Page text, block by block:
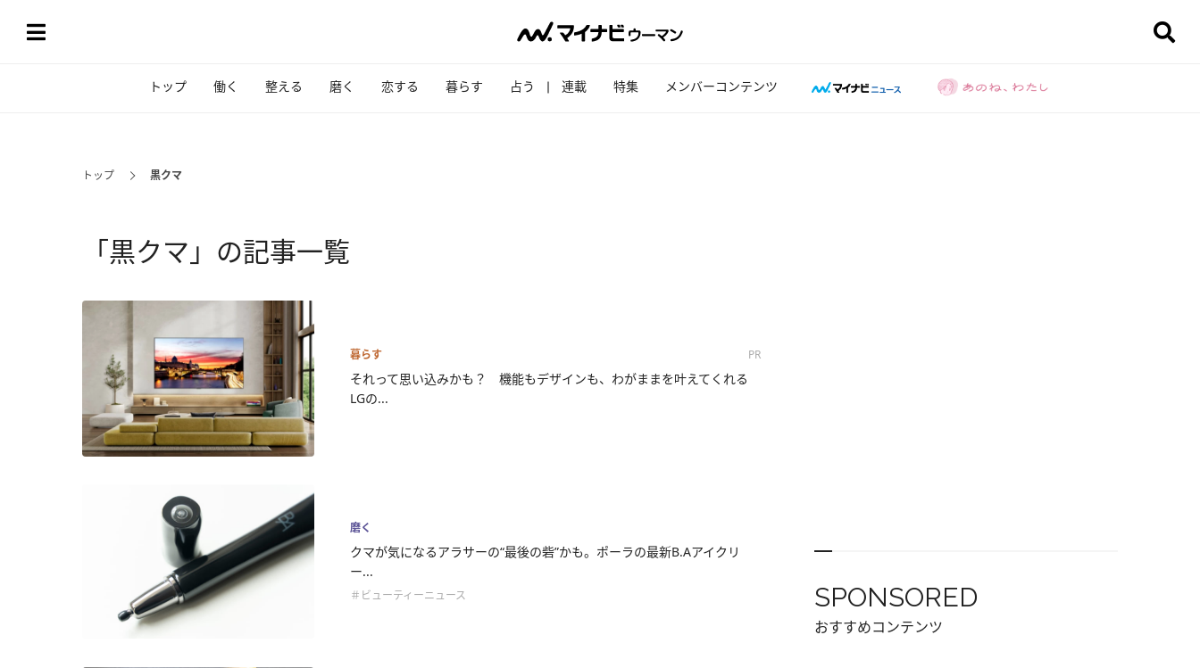
トップ 働く 整える 磨く 恋する 暮らす 占う 連載 特集 メンバーコンテンツ
トップ 黒クマ
「黒クマ」の記事一覧
暮らす PR
それって思い込みかも？ 機能もデザインも、わがままを叶えてくれる
LGの...
磨く
クマが気になるアラサーの“最後の砦”かも。ポーラの最新B.Aアイクリ
ー...
＃ビューティーニュース SPONSORED
おすすめコンテンツ